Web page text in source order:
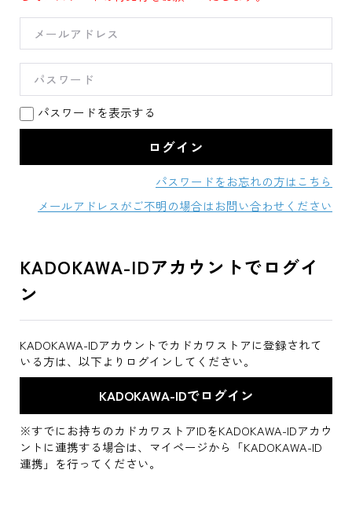
パスワードを表示する
パスワードをお忘れの方はこちら
メールアドレスがご不明の場合はお問い合わせください
KADOKAWA-IDアカウントでログイ
ン
KADOKAWA-IDアカウントでカドカワストアに登録されて
いる方は、以下よりログインしてください。
※すでにお持ちのカドカワストアIDをKADOKAWA-IDアカウ
ントに連携する場合は、マイページから「KADOKAWA-ID
連携」を行ってください。